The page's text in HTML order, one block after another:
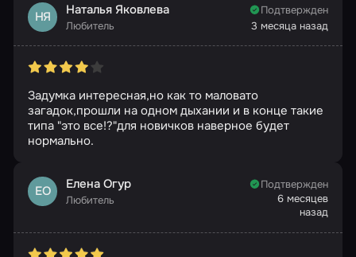
НЯ Наталья Яковлева
Любитель
Подтвержден
3 месяца назад
Задумка интересная,но как то маловато
загадок,прошли на одном дыхании и в конце такие
типа "это все!?"для новичков наверное будет
нормально.
ЕО Елена Огур
Любитель
Подтвержден
6 месяцев
назад